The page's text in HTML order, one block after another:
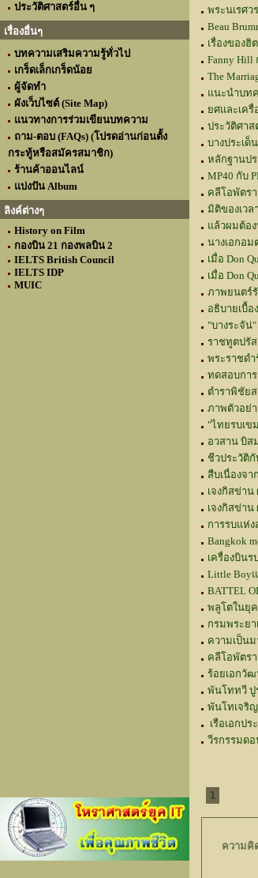
ประวัติศาสตร์อื่น ๆ
เรื่องอื่นๆ
บทความเสริมความรู้ทั่วไป
เกร็ดเล็กเกร็ดน้อย
ผู้จัดทำ
ผังเว็บไซต์ (Site Map)
แนวทางการร่วมเขียนบทความ
ถาม-ตอบ (FAQs) (โปรดอ่านก่อนตั้ง
กระทู้หรือสมัครสมาชิก)
ร้านค้าออนไลน์
แบ่งปัน Album
ลิงค์ต่างๆ
History on Film
กองบิน 21 กองพลบิน 2
IELTS British Council
IELTS IDP
MUIC
พระนเรศว
Beau
เรื่องของฮิ
Fanny
The
แนะนำบท
ยศและเครื่
ประวัติศาส
บางประเด็
หลักฐานป
MP40 กับ
คลีโอพัตร
มิติของเวล
แล้วผมต้อง
นางเอกอม
เมื่อ Don
เมื่อ Don
ภาพยนตร์รั
อธิบายเบื้
"บางระจัน่
ราชทูตปรั
พระราชด
ทดสอบกา
ตำราพิชัย
ภาพตัวอย่
"ไทยรบเข
อวสาน บิส
ชีวประวัติ
สืบเนื่องจา
เจงกิสข่าน
เจงกิสข่า
การรบแห่
Bangkok
เครื่องบิน
Little Boy
BATTEL
พลูโตในยุค
กรมพระยา
ความเป็น
คลีโอพัตร
ร้อยเอกวั
พันโททวี
พันโทเจริ
เรือเอกป
วีรกรรมด
1
ความคิ